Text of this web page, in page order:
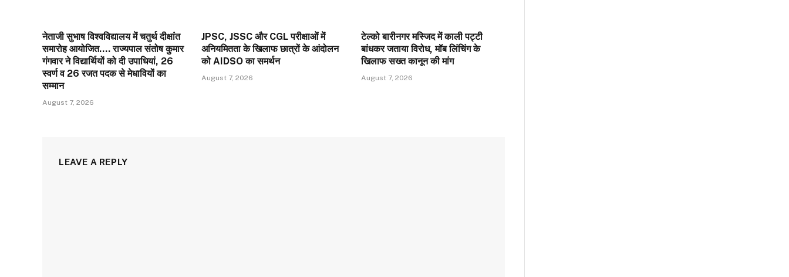
नेताजी सुभाष विश्वविद्यालय में चतुर्थ दीक्षांत
समारोह आयोजित…. राज्यपाल संतोष कुमार
गंगवार ने विद्यार्थियों को दी उपाधियां, 26
स्वर्ण व 26 रजत पदक से मेधावियों का
सम्मान
August 7, 2026
JPSC, JSSC और CGL परीक्षाओं में
अनियमितता के खिलाफ छात्रों के आंदोलन
को AIDSO का समर्थन
August 7, 2026
टेल्को बारीनगर मस्जिद में काली पट्टी
बांधकर जताया विरोध, मॉब लिंचिंग के
खिलाफ सख्त कानून की मांग
August 7, 2026
LEAVE A REPLY